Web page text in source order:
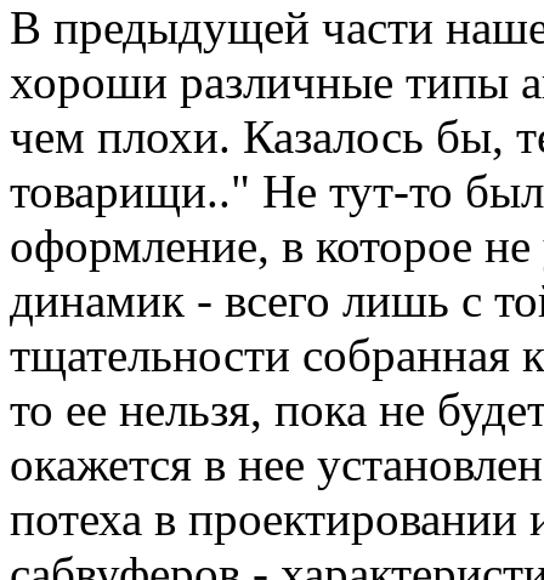
В предыдущей части
хороши различные типы
чем плохи. Казалось бы,
товарищи.." Не тут-то
оформление, в которое не
динамик - всего лишь с
тщательности собранная
то ее нельзя, пока не
окажется в нее
потеха в